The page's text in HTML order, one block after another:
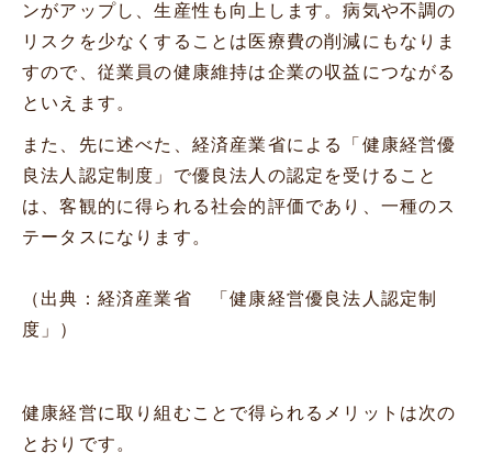
ンがアップし、生産性も向上します。病気や不調の
リスクを少なくすることは医療費の削減にもなりま
すので、従業員の健康維持は企業の収益につながる
といえます。
また、先に述べた、経済産業省による「健康経営優
良法人認定制度」で優良法人の認定を受けること
は、客観的に得られる社会的評価であり、一種のス
テータスになります。
（出典：経済産業省 「健康経営優良法人認定制
度 」）
健康経営に取り組むことで得られるメリットは次の
とおりです。